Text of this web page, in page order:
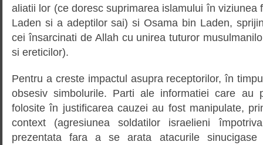
aliatii lor (ce doresc suprimarea islamului în viziunea
Laden si a adeptilor sai) si Osama bin Laden,
cei însarcinati de Allah cu unirea tuturor
si ereticilor).
Pentru a creste impactul asupra receptorilor, în
obsesiv simbolurile. Parti ale informatiei care
folosite în justificarea cauzei au fost manipulate,
context (agresiunea soldatilor israelieni
prezentata fara a se arata atacurile